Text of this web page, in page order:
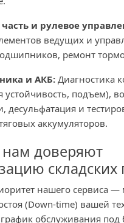
и рулевое
ведущих и
ремонт
и АКБ: Диагностика
устойчивость, подъем),
десульфатация и
аккумуляторов.
доверяют
складских
нашего сервиса
(Down-time) вашей
обслуживания под